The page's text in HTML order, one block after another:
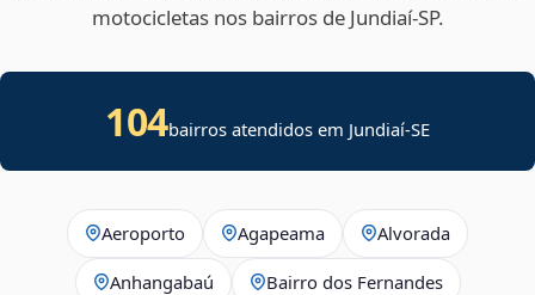
motocicletas nos bairros de Jundiaí‑SP.
104bairros atendidos em Jundiaí-SE
Aeroporto Agapeama Alvorada
Anhangabaú Bairro dos Fernandes